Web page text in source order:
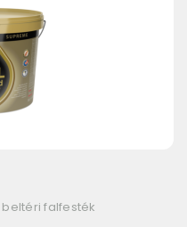
falfesték